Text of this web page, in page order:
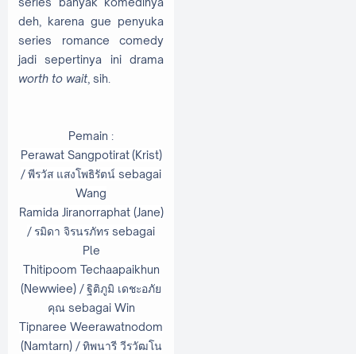
deh, karena gue penyuka
series romance comedy
jadi sepertinya ini drama
worth to wait , sih.
Pemain :
Perawat Sangpotirat (Krist)
/พีรวัส แสงโพธิรัตน์ sebagai
Wang
Ramida Jiranorraphat (Jane)
/ รมิดา จิรนรภัทร sebagai
Ple
Thitipoom Techaapaikhun
(Newwiee) /ฐิติภูมิ เดชะอภัย
คุณ sebagai Win
Tipnaree Weerawatnodom
(Namtarn) /ทิพนารี วีรวัฒโน